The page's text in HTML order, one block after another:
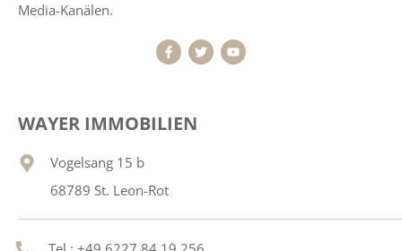
Media-Kanälen.
WAYER IMMOBILIEN
Vogelsang 15 b
68789 St. Leon-Rot